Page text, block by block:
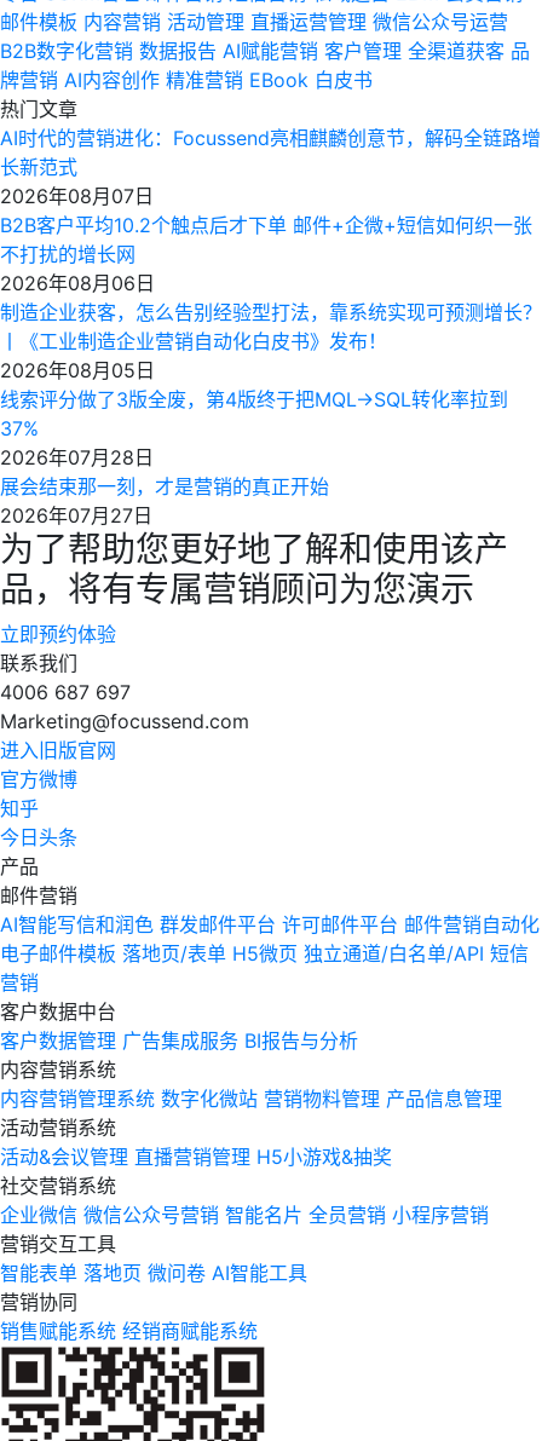
邮件模板 内容营销 活动管理 直播运营管理 微信公众号运营
B2B数字化营销 数据报告 AI赋能营销 客户管理 全渠道获客 品
牌营销 AI内容创作 精准营销 EBook 白皮书
热门文章
AI时代的营销进化：Focussend亮相麒麟创意节，解码全链路增
长新范式
2026年08月07日
B2B客户平均10.2个触点后才下单 邮件+企微+短信如何织一张
不打扰的增长网
2026年08月06日
制造企业获客，怎么告别经验型打法，靠系统实现可预测增长？
丨《工业制造企业营销自动化白皮书》发布！
2026年08月05日
线索评分做了3版全废，第4版终于把MQL→SQL转化率拉到
37%
2026年07月28日
展会结束那一刻，才是营销的真正开始
2026年07月27日
为了帮助您更好地了解和使用该产
品，将有专属营销顾问为您演示
立即预约体验
联系我们
4006 687 697
Marketing@focussend.com
进入旧版官网
官方微博
知乎
今日头条
产品
邮件营销
AI智能写信和润色 群发邮件平台 许可邮件平台 邮件营销自动化
电子邮件模板 落地页/表单 H5微页 独立通道/白名单/API 短信
营销
客户数据中台
客户数据管理 广告集成服务 BI报告与分析
内容营销系统
内容营销管理系统 数字化微站 营销物料管理 产品信息管理
活动营销系统
活动&会议管理 直播营销管理 H5小游戏&抽奖
社交营销系统
企业微信 微信公众号营销 智能名片 全员营销 小程序营销
营销交互工具
智能表单 落地页 微问卷 AI智能工具
营销协同
销售赋能系统 经销商赋能系统